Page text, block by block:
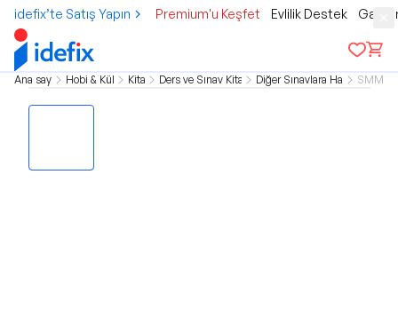
idefix’te Satış Yapın Premium'u Keşfet Evlilik Destek
Ana sayfa Hobi & Kültür Kitap Ders ve Sınav KitaplarıDiğer Sınavlara HazırlıkSMMM